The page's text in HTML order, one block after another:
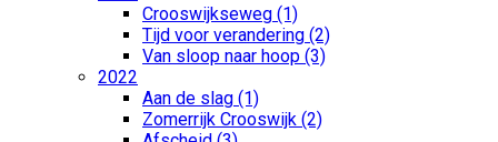
Crooswijkseweg (1)
Tijd voor verandering (2)
Van sloop naar hoop (3)
2022
Aan de slag (1)
Zomerrijk Crooswijk (2)